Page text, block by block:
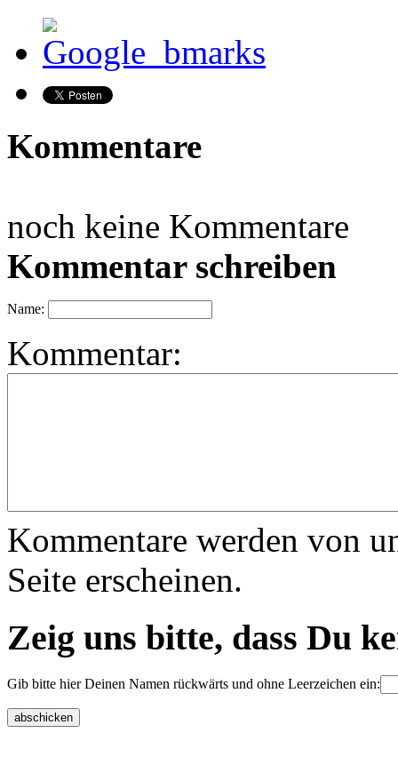
Kommentare
noch keine Kommentare
Kommentar schreiben
Name:
Kommentar:
Kommentare werden von
Seite erscheinen.
Zeig uns bitte, dass Du
Gib bitte hier Deinen Namen rückwärts und ohne Leerzeichen ein: